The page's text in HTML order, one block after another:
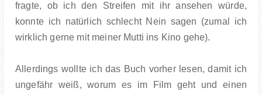
fragte, ob ich den Streifen mit ihr ansehen würde,
konnte ich natürlich schlecht Nein sagen (zumal ich
wirklich gerne mit meiner Mutti ins Kino gehe).
Allerdings wollte ich das Buch vorher lesen, damit ich
ungefähr weiß, worum es im Film geht und einen